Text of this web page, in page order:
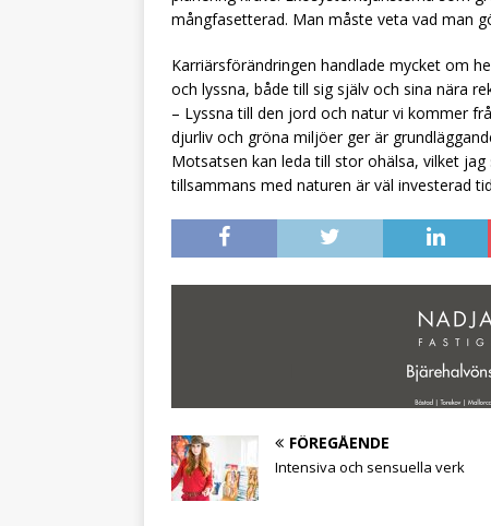
mångfasetterad. Man måste veta vad man
Karriärsförändringen handlade mycket om
och lyssna, både till sig själv och sina nära
– Lyssna till den jord och natur vi kommer
djurliv och gröna miljöer ger är
Motsatsen kan leda till stor ohälsa, vilket
tillsammans med naturen är väl investerad
FÖREGÅENDE
Intensiva och sensuella verk